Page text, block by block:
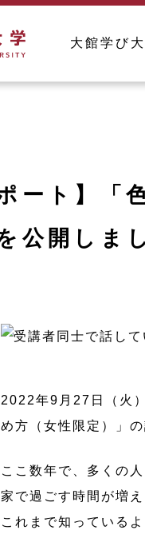
大館学び
ポート】
公開しま
2022年9月27日（火
め方（女性限定）」
ここ数年で、多くの
家で過ごす時間が増
これまで知っている